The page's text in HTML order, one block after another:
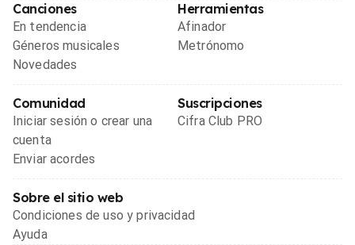
Canciones
En tendencia
Géneros musicales
Novedades
Herramientas
Afinador
Metrónomo
Comunidad
Iniciar sesión o crear una
cuenta
Enviar acordes
Suscripciones
Cifra Club PRO
Sobre el sitio web
Condiciones de uso y privacidad
Ayuda